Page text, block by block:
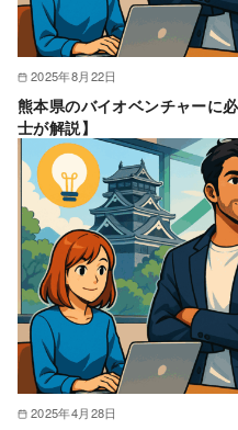
2025年8月22日
熊本県のバイオベンチャーに
士が解説】
2025年4月28日